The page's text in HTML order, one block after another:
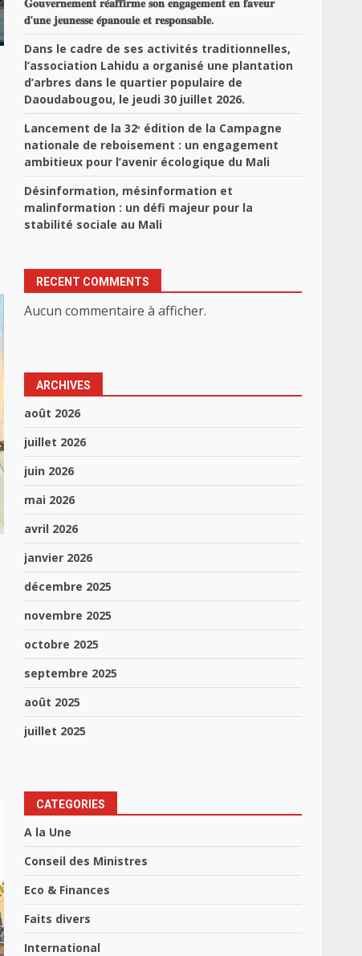
𝐝’𝐮𝐧𝐞 𝐣𝐞𝐮𝐧𝐞𝐬𝐬𝐞 𝐞́𝐩𝐚𝐧𝐨𝐮𝐢𝐞 𝐞𝐭 𝐫𝐞𝐬𝐩𝐨𝐧𝐬𝐚𝐛𝐥𝐞.
Dans le cadre de ses activités traditionnelles,
l’association Lahidu a organisé une plantation
d’arbres dans le quartier populaire de
Daoudabougou, le jeudi 30 juillet 2026.
Lancement de la 32ᵉ édition de la Campagne
nationale de reboisement : un engagement
ambitieux pour l’avenir écologique du Mali
Désinformation, mésinformation et
malinformation : un défi majeur pour la
stabilité sociale au Mali
RECENT COMMENTS
Aucun commentaire à afficher.
ARCHIVES
août 2026
juillet 2026
juin 2026
mai 2026
avril 2026
janvier 2026
décembre 2025
novembre 2025
octobre 2025
septembre 2025
août 2025
juillet 2025
CATEGORIES
A la Une
Conseil des Ministres
Eco & Finances
Faits divers
International